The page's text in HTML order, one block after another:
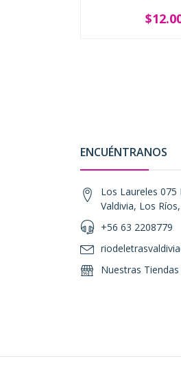
+
ENCUÉNTRANOS
Los Laureles 075
Valdivia, Los
+56 63 2208779
Nuestras Tiendas